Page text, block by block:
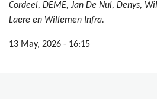
Cordeel, DEME, Jan De Nul, Denys,
Laere en Willemen Infra.
13 May, 2026 - 16:15